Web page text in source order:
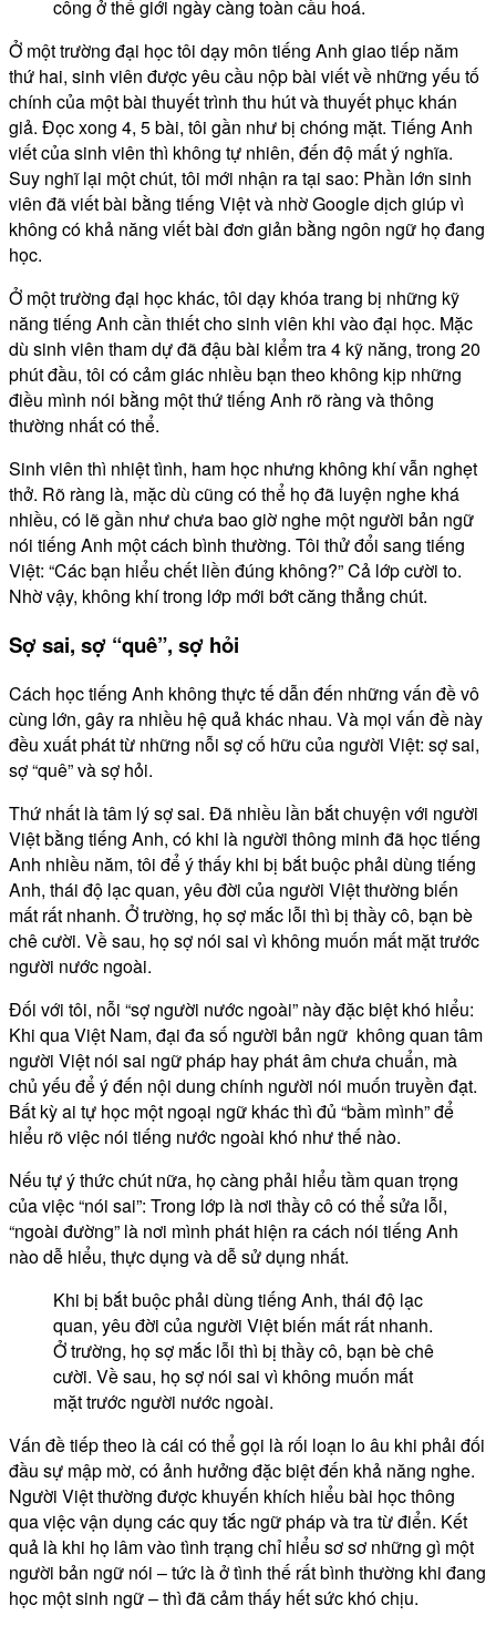
công ở thế giới ngày càng toàn cầu hoá.
Ở một trường đại học tôi dạy môn tiếng Anh giao tiếp năm
thứ hai, sinh viên được yêu cầu nộp bài viết về những yếu tố
chính của một bài thuyết trình thu hút và thuyết phục khán
giả. Đọc xong 4, 5 bài, tôi gần như bị chóng mặt. Tiếng Anh
viết của sinh viên thì không tự nhiên, đến độ mất ý nghĩa.
Suy nghĩ lại một chút, tôi mới nhận ra tại sao: Phần lớn sinh
viên đã viết bài bằng tiếng Việt và nhờ Google dịch giúp vì
không có khả năng viết bài đơn giản bằng ngôn ngữ họ đang
học.
Ở một trường đại học khác, tôi dạy khóa trang bị những kỹ
năng tiếng Anh cần thiết cho sinh viên khi vào đại học. Mặc
dù sinh viên tham dự đã đậu bài kiểm tra 4 kỹ năng, trong 20
phút đầu, tôi có cảm giác nhiều bạn theo không kịp những
điều mình nói bằng một thứ tiếng Anh rõ ràng và thông
thường nhất có thể.
Sinh viên thì nhiệt tình, ham học nhưng không khí vẫn nghẹt
thở. Rõ ràng là, mặc dù cũng có thể họ đã luyện nghe khá
nhiều, có lẽ gần như chưa bao giờ nghe một người bản ngữ
nói tiếng Anh một cách bình thường. Tôi thử đổi sang tiếng
Việt: “Các bạn hiểu chết liền đúng không?” Cả lớp cười to.
Nhờ vậy, không khí trong lớp mới bớt căng thẳng chút.
Sợ sai, sợ “quê”, sợ hỏi
Cách học tiếng Anh không thực tế dẫn đến những vấn đề vô
cùng lớn, gây ra nhiều hệ quả khác nhau. Và mọi vấn đề này
đều xuất phát từ những nỗi sợ cố hữu của người Việt: sợ sai,
sợ “quê” và sợ hỏi.
Thứ nhất là tâm lý sợ sai. Đã nhiều lần bắt chuyện với người
Việt bằng tiếng Anh, có khi là người thông minh đã học tiếng
Anh nhiều năm, tôi để ý thấy khi bị bắt buộc phải dùng tiếng
Anh, thái độ lạc quan, yêu đời của người Việt thường biến
mất rất nhanh. Ở trường, họ sợ mắc lỗi thì bị thầy cô, bạn bè
chê cười. Về sau, họ sợ nói sai vì không muốn mất mặt trước
người nước ngoài.
Đối với tôi, nỗi “sợ người nước ngoài” này đặc biệt khó hiểu:
Khi qua Việt Nam, đại đa số người bản ngữ không quan tâm
người Việt nói sai ngữ pháp hay phát âm chưa chuẩn, mà
chủ yếu để ý đến nội dung chính người nói muốn truyền đạt.
Bất kỳ ai tự học một ngoại ngữ khác thì đủ “bầm mình” để
hiểu rõ việc nói tiếng nước ngoài khó như thế nào.
Nếu tự ý thức chút nữa, họ càng phải hiểu tầm quan trọng
của việc “nói sai”: Trong lớp là nơi thầy cô có thể sửa lỗi,
“ngoài đường” là nơi mình phát hiện ra cách nói tiếng Anh
nào dễ hiểu, thực dụng và dễ sử dụng nhất.
Khi bị bắt buộc phải dùng tiếng Anh, thái độ lạc
quan, yêu đời của người Việt biến mất rất nhanh.
Ở trường, họ sợ mắc lỗi thì bị thầy cô, bạn bè chê
cười. Về sau, họ sợ nói sai vì không muốn mất
mặt trước người nước ngoài.
Vấn đề tiếp theo là cái có thể gọi là rối loạn lo âu khi phải đối
đầu sự mập mờ, có ảnh hưởng đặc biệt đến khả năng nghe.
Người Việt thường được khuyến khích hiểu bài học thông
qua việc vận dụng các quy tắc ngữ pháp và tra từ điển. Kết
quả là khi họ lâm vào tình trạng chỉ hiểu sơ sơ những gì một
người bản ngữ nói – tức là ở tình thế rất bình thường khi đang
học một sinh ngữ – thì đã cảm thấy hết sức khó chịu.